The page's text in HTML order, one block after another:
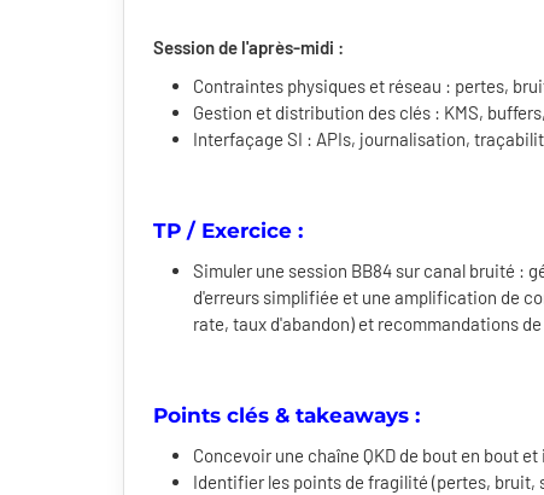
Session de l'après-midi :
Contraintes physiques et réseau : pertes,
Gestion et distribution des clés : KMS,
Interfaçage SI : APIs, journalisation,
TP / Exercice :
Simuler une session BB84 sur canal bruité :
d'erreurs simplifiée et une amplification de
rate, taux d'abandon) et recommandations
Points clés & takeaways :
Concevoir une chaîne QKD de bout en bout
Identifier les points de fragilité (pertes,